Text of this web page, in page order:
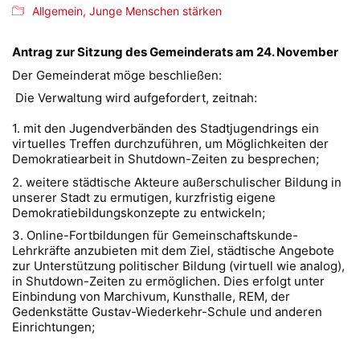
Allgemein, Junge Menschen stärken
Antrag zur Sitzung des Gemeinderats am 24. November
Der Gemeinderat möge beschließen:
Die Verwaltung wird aufgefordert, zeitnah:
1. mit den Jugendverbänden des Stadtjugendrings ein
virtuelles Treffen durchzuführen, um Möglichkeiten der
Demokratiearbeit in Shutdown-Zeiten zu besprechen;
2. weitere städtische Akteure außerschulischer Bildung in
unserer Stadt zu ermutigen, kurzfristig eigene
Demokratiebildungskonzepte zu entwickeln;
3. Online-Fortbildungen für Gemeinschaftskunde-
Lehrkräfte anzubieten mit dem Ziel, städtische Angebote
zur Unterstützung politischer Bildung (virtuell wie analog),
in Shutdown-Zeiten zu ermöglichen. Dies erfolgt unter
Einbindung von Marchivum, Kunsthalle, REM, der
Gedenkstätte Gustav-Wiederkehr-Schule und anderen
Einrichtungen;